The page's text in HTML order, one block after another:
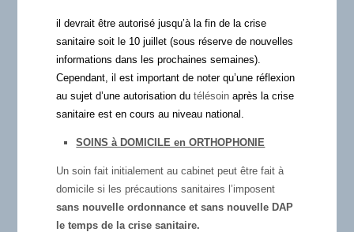
il devrait être autorisé jusqu’à la fin de la crise
sanitaire soit le 10 juillet (sous réserve de nouvelles
informations dans les prochaines semaines).
Cependant, il est important de noter qu’une réflexion
au sujet d’une autorisation du télésoinaprès la crise
sanitaire est en cours au niveau national.
SOINS à DOMICILE en ORTHOPHONIE
Un soin fait initialement au cabinet peut être fait à
domicile si les précautions sanitaires l’imposent
sans nouvelle ordonnance et sans nouvelle DAP
le temps de la crise sanitaire.